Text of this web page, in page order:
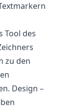
Tool des
zu den
Design –